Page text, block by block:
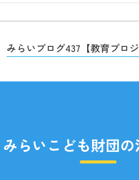
みらいブログ437【教育プロジ
みらいこども財団